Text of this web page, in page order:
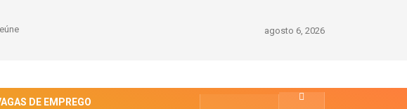
agosto 6, 2026
DE EMPREGO